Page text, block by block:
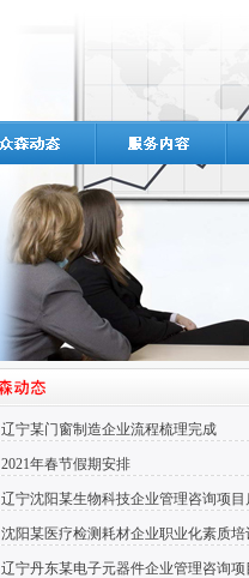
辽宁某门窗制造企业流程梳理完成
2021年春节假期安排
辽宁沈阳某生物科技企业管理咨询项目
沈阳某医疗检测耗材企业职业化素质培
辽宁丹东某电子元器件企业管理咨询项